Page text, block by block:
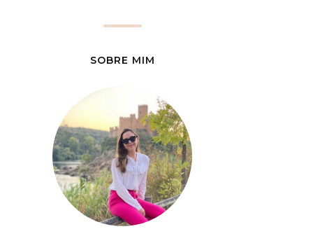
SOBRE MIM